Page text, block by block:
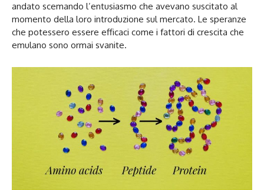
andato scemando l’entusiasmo che avevano suscitato al
momento della loro introduzione sul mercato. Le speranze
che potessero essere efficaci come i fattori di crescita che
emulano sono ormai svanite.